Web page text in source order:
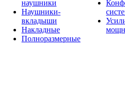
наушники
Наушники-
вкладыши
Накладные
Полноразмерные